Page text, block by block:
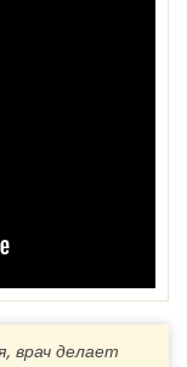
врач делает